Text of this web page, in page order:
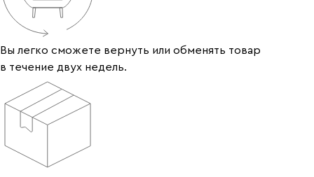
Вы легко сможете вернуть или обменять товар
в течение двух недель.